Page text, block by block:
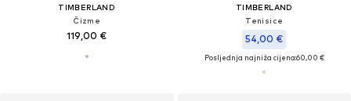
TIMBERLAND
Čizme
119,00 €
TIMBERLAND
Tenisice
54,00 €
Posljednja najniža cijena:60,00 €